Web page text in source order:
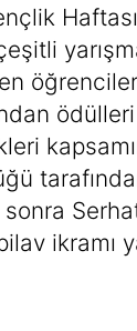
sonra
ikramı